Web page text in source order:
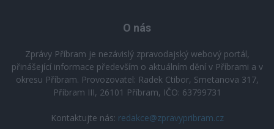
O nás
Zprávy Příbram je nezávislý zpravodajský webový portál,
přinášející informace především o aktuálním dění v Příbrami a v
okresu Příbram. Provozovatel: Radek Ctibor, Smetanova 317,
Příbram III, 26101 Příbram, IČO: 63799731
Kontaktujte nás: redakce@zpravypribram.cz